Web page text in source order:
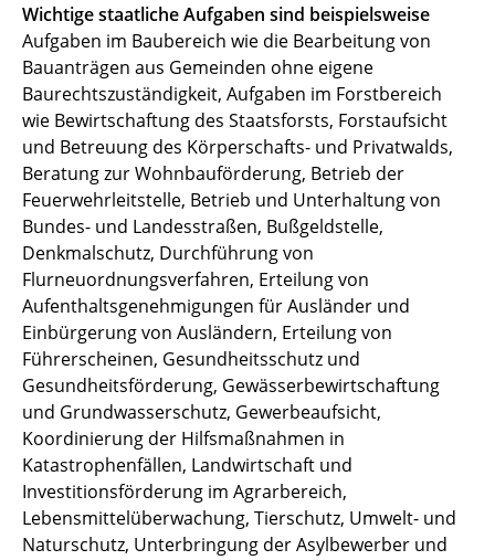
Wichtige staatliche Aufgaben sind beispielsweise
Aufgaben im Baubereich wie die Bearbeitung von
Bauanträgen aus Gemeinden ohne eigene
Baurechtszuständigkeit, Aufgaben im Forstbereich
wie Bewirtschaftung des Staatsforsts, Forstaufsicht
und Betreuung des Körperschafts- und Privatwalds,
Beratung zur Wohnbauförderung, Betrieb der
Feuerwehrleitstelle, Betrieb und Unterhaltung von
Bundes- und Landesstraßen, Bußgeldstelle,
Denkmalschutz, Durchführung von
Flurneuordnungsverfahren, Erteilung von
Aufenthaltsgenehmigungen für Ausländer und
Einbürgerung von Ausländern, Erteilung von
Führerscheinen, Gesundheitsschutz und
Gesundheitsförderung, Gewässerbewirtschaftung
und Grundwasserschutz, Gewerbeaufsicht,
Koordinierung der Hilfsmaßnahmen in
Katastrophenfällen, Landwirtschaft und
Investitionsförderung im Agrarbereich,
Lebensmittelüberwachung, Tierschutz, Umwelt- und
Naturschutz, Unterbringung der Asylbewerber und